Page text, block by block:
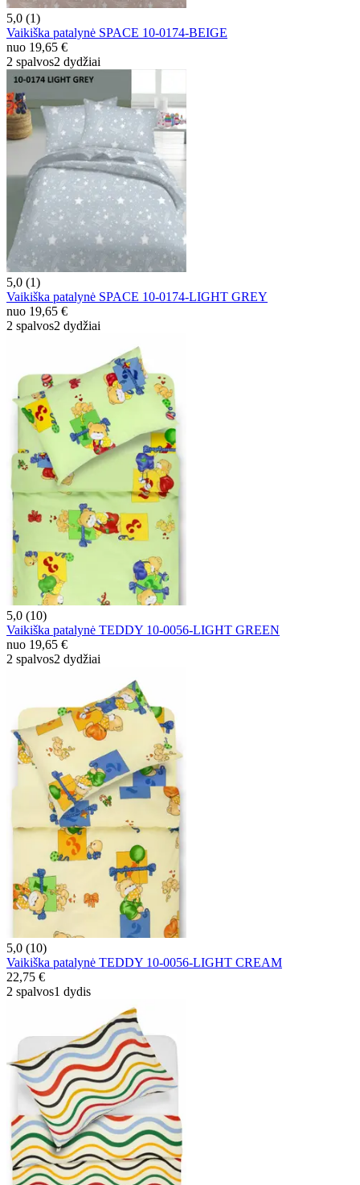
5,0 (1)
Vaikiška patalynė SPACE 10-0174-BEIGE
nuo 19,65 €
2 spalvos2 dydžiai
5,0 (1)
Vaikiška patalynė SPACE 10-0174-LIGHT GREY
nuo 19,65 €
2 spalvos2 dydžiai
5,0 (10)
Vaikiška patalynė TEDDY 10-0056-LIGHT GREEN
nuo 19,65 €
2 spalvos2 dydžiai
5,0 (10)
Vaikiška patalynė TEDDY 10-0056-LIGHT CREAM
22,75 €
2 spalvos1 dydis